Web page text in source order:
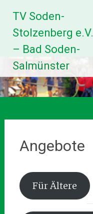
Inhalt
springen
TV Soden-
Stolzenberg
– Bad Soden-
Salmünster
Angebote
Für Ältere